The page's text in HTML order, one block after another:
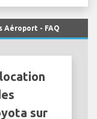
Aéroport - FAQ
sur